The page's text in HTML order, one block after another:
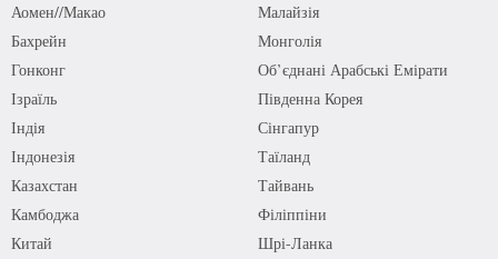
Аомен//Макао
Бахрейн
Гонконг
Ізраїль
Індія
Індонезія
Казахстан
Камбоджа
Китай
Малайзія
Монголія
Об’єднані Арабські Емірати
Південна Корея
Сінгапур
Таїланд
Тайвань
Філіппіни
Шрі-Ланка